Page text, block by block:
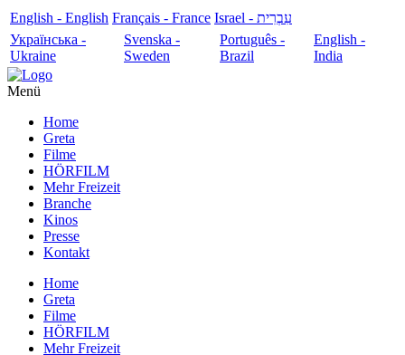
English - English Français - France
עִבְרִית - Israel
Українська -
Ukraine
Svenska -
Sweden
Português -
Brazil
English -
India
Menü
Home
Greta
Filme
HÖRFILM
Mehr Freizeit
Branche
Kinos
Presse
Kontakt
Home
Greta
Filme
HÖRFILM
Mehr Freizeit